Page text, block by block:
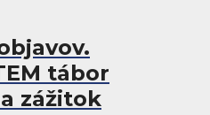
tábor
zážitok